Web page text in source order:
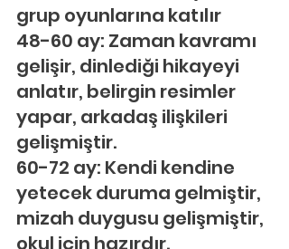
grup oyunlarına katılır
48-60 ay: Zaman kavramı
gelişir, dinlediği hikayeyi
anlatır, belirgin resimler
yapar, arkadaş ilişkileri
gelişmiştir.
60-72 ay: Kendi kendine
yetecek duruma gelmiştir,
mizah duygusu gelişmiştir,
okul için hazırdır.